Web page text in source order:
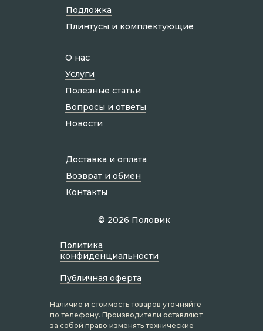
О нас
Услуги
Полезные статьи
Вопросы и ответы
Новости
Доставка и оплата
Возврат и обмен
Контакты
© 2026 Половик
Наличие и стоимость товаров уточняйте
по телефону. Производители оставляют
за собой право изменять технические
Подложка
Плинтусы и комплектующие
Политик а
конфиденциальности
Публичная оферта